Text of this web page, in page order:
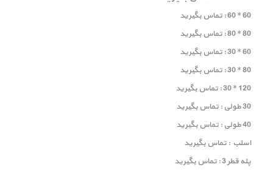
60 * 60 : تماس بگیرید
80 * 80 : تماس بگیرید
60 * 30 : تماس بگیرید
80 * 30 : تماس بگیرید
120 * 30 : تماس بگیرید
30 طولی : تماس بگیرید
40 طولی : تماس بگیرید
اسلب : تماس بگیرید
پله قطر 3 : تماس بگیرید